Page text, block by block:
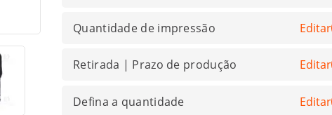
Quantidade de impressão Editar
Retirada | Prazo de produção Editar
Defina a quantidade Editar